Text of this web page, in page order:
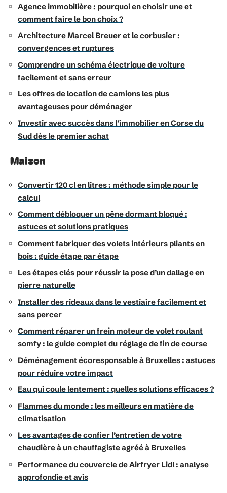
Agence immobilière : pourquoi en choisir une et
comment faire le bon choix ?
Architecture Marcel Breuer et le corbusier :
convergences et ruptures
Comprendre un schéma électrique de voiture
facilement et sans erreur
Les offres de location de camions les plus
avantageuses pour déménager
Investir avec succès dans l’immobilier en Corse du
Sud dès le premier achat
Maison
Convertir 120 cl en litres : méthode simple pour le
calcul
Comment débloquer un pêne dormant bloqué :
astuces et solutions pratiques
Comment fabriquer des volets intérieurs pliants en
bois : guide étape par étape
Les étapes clés pour réussir la pose d’un dallage en
pierre naturelle
Installer des rideaux dans le vestiaire facilement et
sans percer
Comment réparer un frein moteur de volet roulant
somfy : le guide complet du réglage de fin de course
Déménagement écoresponsable à Bruxelles : astuces
pour réduire votre impact
Eau qui coule lentement : quelles solutions efficaces ?
Flammes du monde : les meilleurs en matière de
climatisation
Les avantages de confier l’entretien de votre
chaudière à un chauffagiste agréé à Bruxelles
Performance du couvercle de Airfryer Lidl : analyse
approfondie et avis